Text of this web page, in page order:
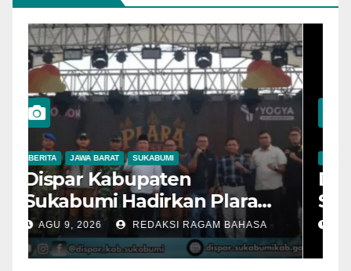
BERITA JAWA BARAT SUKABUMI
Dispar Kabupaten
Sukabumi Hadirkan Plara
Fest 2026, Ali Iskandar:
Budaya Jadi Kekuatan
AGU 9, 2026 REDAKSI RAGAM BAHASA